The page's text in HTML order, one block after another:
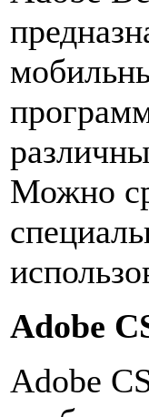
Можно
Adobe
Adobe